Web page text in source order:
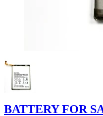
BATTERY FOR